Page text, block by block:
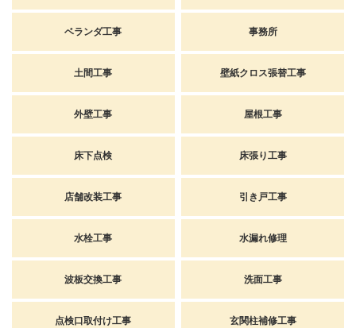
ベランダ工事 事務所
土間工事 壁紙クロス張替工事
外壁工事 屋根工事
床下点検 床張り工事
店舗改装工事 引き戸工事
水栓工事 水漏れ修理
波板交換工事 洗面工事
点検口取付け工事 玄関柱補修工事